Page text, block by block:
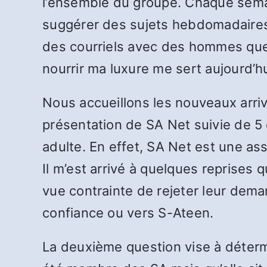
suggérer des sujets
des courriels avec des hommes
nourrir ma luxure me sert
Nous accueillons les nouveaux
présentation de SA Net suivie de
adulte. En effet, SA Net est une
Il m’est arrivé à quelques reprises
vue contrainte de rejeter leur
confiance ou vers S-Ateen.
La deuxième question vise à